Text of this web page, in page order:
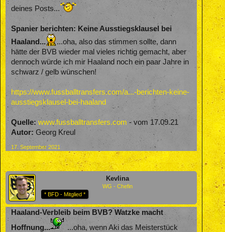
deines Posts...
Spanier berichten: Keine Ausstiegsklausel bei
Haaland...
...oha, also das stimmen sollte, dann
hätte der BVB wieder mal vieles richtig gemacht, aber
dennoch würde ich mir Haaland noch ein paar Jahre in
schwarz / gelb wünschen!
https://www.fussballtransfers.com/a...-berichten-keine-
ausstiegsklausel-bei-haaland
Quelle: www.fussballtransfers.com - vom 17.09.21
Autor: Georg Kreul
17. September 2021
Kevlina
WG - Chefin
* BFD - Mitglied *
Haaland-Verbleib beim BVB? Watzke macht
Hoffnung...
...oha, wenn Aki das Meisterstück